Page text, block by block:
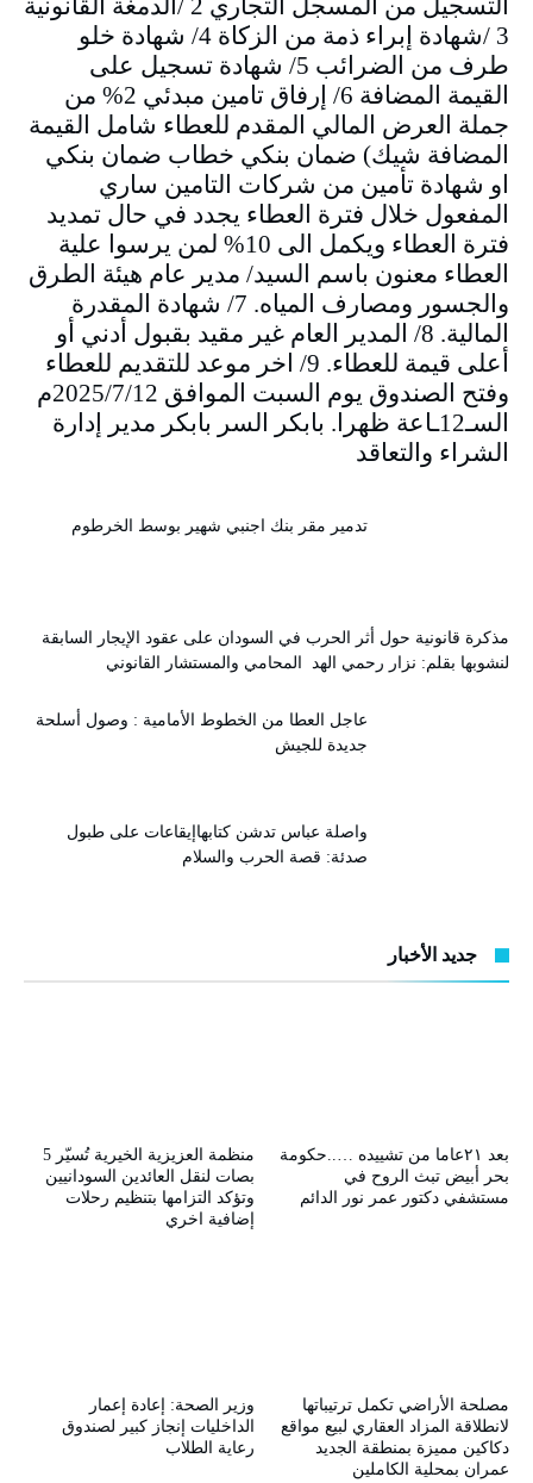
3 /شهادة إبراء ذمة من الزكاة 4/ شهادة خلو
طرف من الضرائب 5/ شهادة تسجيل على
القيمة المضافة 6/ إرفاق تامين مبدئي 2% من
جملة العرض المالي المقدم للعطاء شامل القيمة
المضافة شيك) ضمان بنكي خطاب ضمان بنكي
او شهادة تأمين من شركات التامين ساري
المفعول خلال فترة العطاء يجدد في حال تمديد
فترة العطاء ويكمل الى 10% لمن يرسوا علية
العطاء معنون باسم السيد/ مدير عام هيئة الطرق
والجسور ومصارف المياه. 7/ شهادة المقدرة
المالية. 8/ المدير العام غير مقيد بقبول أدني أو
أعلى قيمة للعطاء. 9/ اخر موعد للتقديم للعطاء
وفتح الصندوق يوم السبت الموافق 2025/7/12م
السـ12ـاعة ظهرا. بابكر السر بابكر مدير إدارة
الشراء والتعاقد
تدمير مقر بنك اجنبي شهير بوسط الخرطوم
مذكرة قانونية حول أثر الحرب في السودان على عقود الإيجار السابقة
لنشوبها بقلم: نزار رحمي الهد المحامي والمستشار القانوني
عاجل العطا من الخطوط الأمامية : وصول أسلحة
جديدة للجيش
واصلة عباس تدشن كتابهاإيقاعات على طبول
صدئة: قصة الحرب والسلام
جديد الأخبار
منظمة العزيزية الخيرية تُسيّر 5
بصات لنقل العائدين السودانيين
وتؤكد التزامها بتنظيم رحلات
إضافية اخري
بعد ٢١عاما من تشييده …..حكومة
بحر أبيض تبث الروح في
مستشفي دكتور عمر نور الدائم
وزير الصحة: إعادة إعمار
الداخليات إنجاز كبير لصندوق
رعاية الطلاب
مصلحة الأراضي تكمل ترتيباتها
لانطلاقة المزاد العقاري لبيع مواقع
دكاكين مميزة بمنطقة الجديد
عمران بمحلية الكاملين